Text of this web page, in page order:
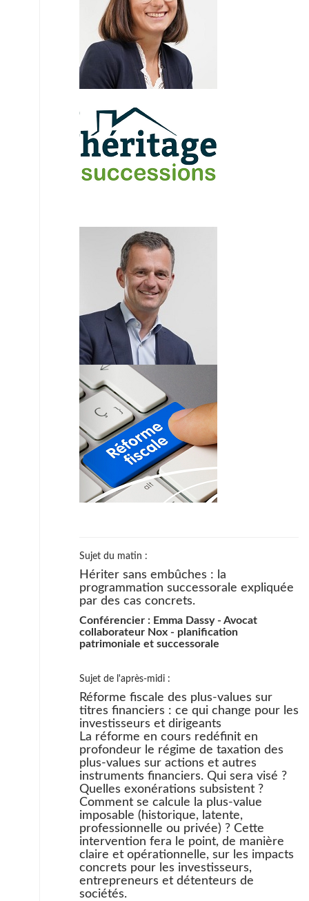
Sujet du matin :
Hériter sans embûches : la
programmation successorale expliquée
par des cas concrets.
Conférencier : Emma Dassy - Avocat
collaborateur Nox - planification
patrimoniale et successorale
Sujet de l'après-midi :
Réforme fiscale des plus-values sur
titres financiers : ce qui change pour les
investisseurs et dirigeants
La réforme en cours redéfinit en
profondeur le régime de taxation des
plus-values sur actions et autres
instruments financiers. Qui sera visé ?
Quelles exonérations subsistent ?
Comment se calcule la plus-value
imposable (historique, latente,
professionnelle ou privée) ? Cette
intervention fera le point, de manière
claire et opérationnelle, sur les impacts
concrets pour les investisseurs,
entrepreneurs et détenteurs de
sociétés.